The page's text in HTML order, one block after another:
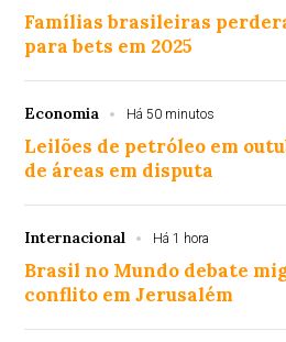
Famílias brasileiras
para bets em 2025
Economia Há 50 minutos
Leilões de petróleo em
de áreas em disputa
Internacional Há 1 hora
Brasil no Mundo debate
conflito em Jerusalém